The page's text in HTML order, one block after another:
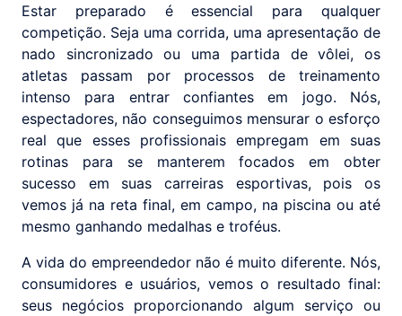
Estar preparado é essencial para qualquer
competição. Seja uma corrida, uma apresentação de
nado sincronizado ou uma partida de vôlei, os
atletas passam por processos de treinamento
intenso para entrar confiantes em jogo. Nós,
espectadores, não conseguimos mensurar o esforço
real que esses profissionais empregam em suas
rotinas para se manterem focados em obter
sucesso em suas carreiras esportivas, pois os
vemos já na reta final, em campo, na piscina ou até
mesmo ganhando medalhas e troféus.
A vida do empreendedor não é muito diferente. Nós,
consumidores e usuários, vemos o resultado final:
seus negócios proporcionando algum serviço ou